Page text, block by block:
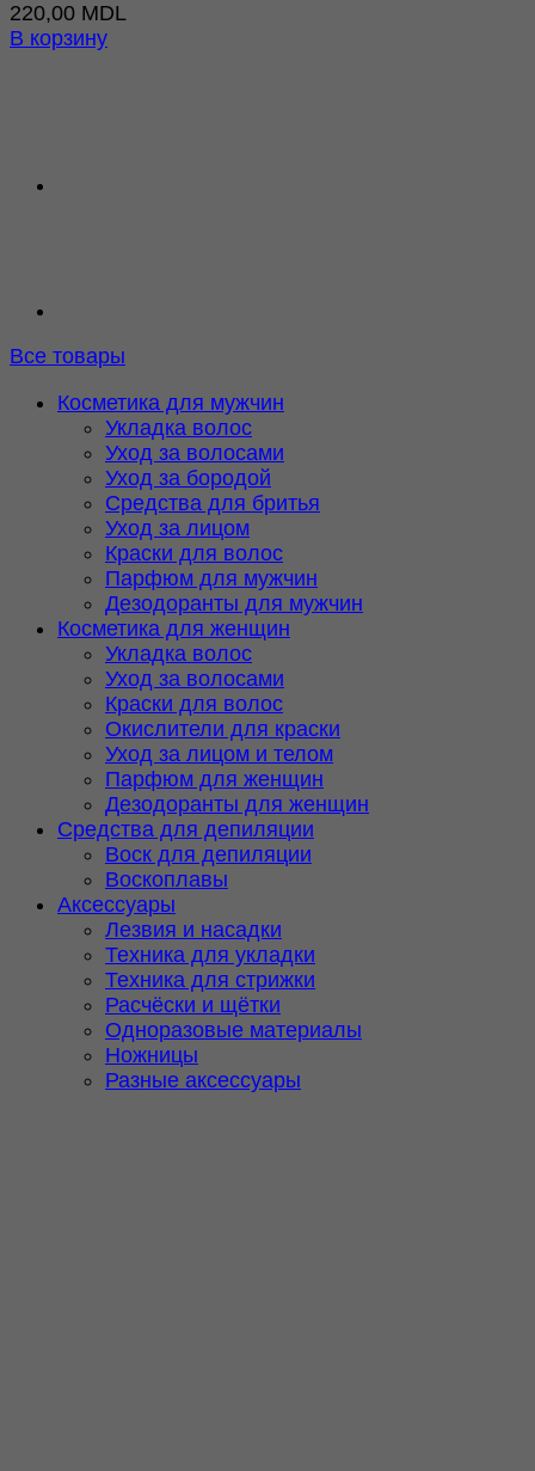
220,00 MDL
В корзину
Все товары
Косметика для мужчин
Укладка волос
Уход за волосами
Уход за бородой
Средства для бритья
Уход за лицом
Краски для волос
Парфюм для мужчин
Дезодоранты для мужчин
Косметика для женщин
Укладка волос
Уход за волосами
Краски для волос
Окислители для краски
Уход за лицом и телом
Парфюм для женщин
Дезодоранты для женщин
Средства для депиляции
Воск для депиляции
Воскоплавы
Аксессуары
Лезвия и насадки
Техника для укладки
Техника для стрижки
Расчёски и щётки
Одноразовые материалы
Ножницы
Разные аксессуары